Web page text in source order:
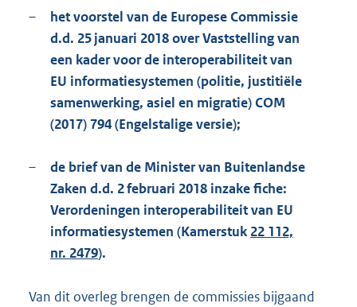
–
het voorstel van de Europese Commissie
d.d. 25 januari 2018 over Vaststelling van
een kader voor de interoperabiliteit van
EU informatiesystemen (politie, justitiële
samenwerking, asiel en migratie) COM
(2017) 794 (Engelstalige versie);
–
de brief van de Minister van Buitenlandse
Zaken d.d. 2 februari 2018 inzake fiche:
Verordeningen interoperabiliteit van EU
informatiesystemen (Kamerstuk 22 112,
nr. 2479).
Van dit overleg brengen de commissies bijgaand